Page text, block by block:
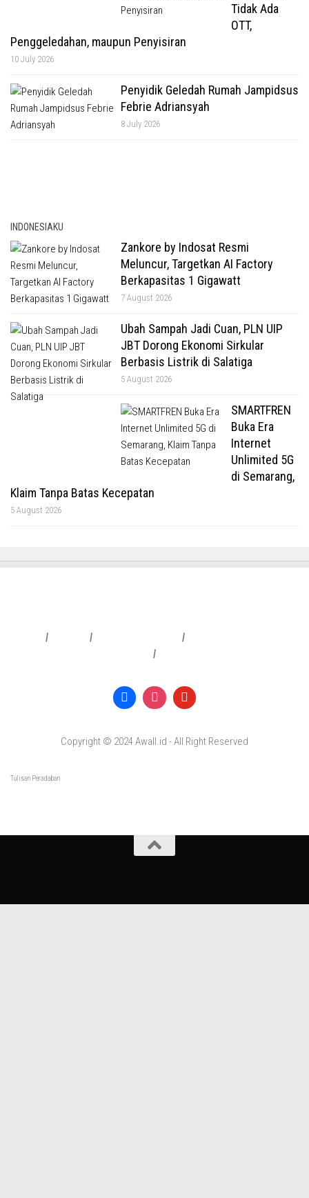
Tidak Ada
OTT,
Penggeledahan, maupun Penyisiran
10 July 2026
Penyidik Geledah Rumah Jampidsus
Febrie Adriansyah
8 July 2026
INDONESIAKU
Zankore by Indosat Resmi
Meluncur, Targetkan AI Factory
Berkapasitas 1 Gigawatt
7 August 2026
Ubah Sampah Jadi Cuan, PLN UIP
JBT Dorong Ekonomi Sirkular
Berbasis Listrik di Salatiga
5 August 2026
SMARTFREN
Buka Era
Internet
Unlimited 5G
di Semarang,
Klaim Tanpa Batas Kecepatan
5 August 2026
| | |
|
Copyright © 2024 Awall.id - All Right Reserved
Tulisan Peradaban